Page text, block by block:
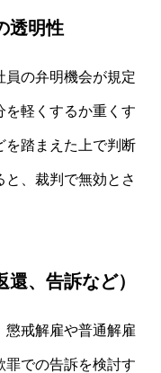
透明性
員の弁明機会が規定
を軽くするか重くす
を踏まえた上で判断
、裁判で無効とさ
、告訴など）
懲戒解雇や普通解雇
罪での告訴を検討す